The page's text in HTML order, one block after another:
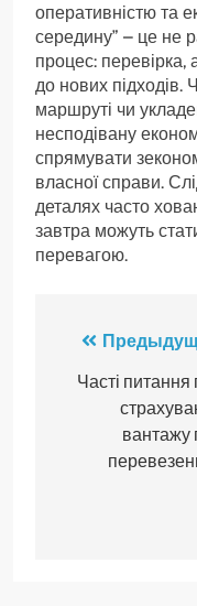
оперативністю та
середину” – це не
процес: перевірка,
до нових підходів.
маршруті чи
несподівану
спрямувати
власної справи.
деталях часто
завтра можуть
перевагою.
Навигация
по
записям
Часті питання
вантажу